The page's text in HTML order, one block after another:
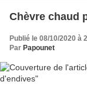
Chèvre chaud
Publié le 08/10/2020 à
Par Papounet